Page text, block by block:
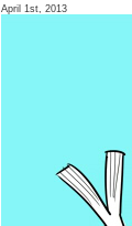
April 1st, 2013